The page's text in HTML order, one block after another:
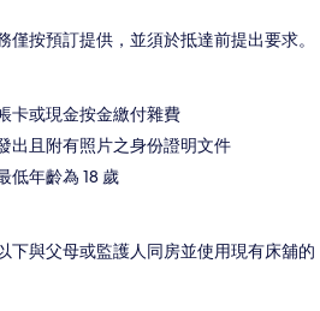
僅按預訂提供，並須於抵達前提出要求。
卡或現金按金繳付雜費
出且附有照片之身份證明文件
低年齡為 18 歲
下與父母或監護人同房並使用現有床舖的